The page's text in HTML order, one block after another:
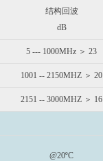
结构回波
dB
5 --- 1000MHz ＞ 23
1001 -- 2150MHZ ＞ 20
2151 -- 3000MHZ ＞ 16
@20ºC